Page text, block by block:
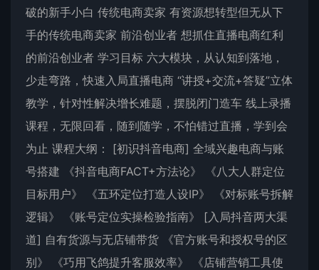
破的新手小白 传统电商卖家 有资源想转型但无从下
手的传统电商卖家 前沿创业者 想抓住直播电商红利
的前沿创业者 学习目标 六大模块，从认知到落地，
少走弯路，快速入局直播电商 “讲授+交流+答疑”立体
教学，针对性解决增长难题，摆脱闭门造车 线上录播
课程，无限回看，随到随学，不怕错过直播，学到会
为止 课程大纲： [初识抖音电商] 全域兴趣电商与账
号搭建 《抖音电商FACT+方法论》 《八大人群定位
目标用户》 《五环定位打造人设IP》 《对标账号拆解
逻辑》 《账号定位实操检验指南》 [入局抖音两大渠
道] 自有货源与无店铺带货 《官方账号和授权号的区
别》 《巧用飞鸽提升客服效率》 《店铺营销工具使